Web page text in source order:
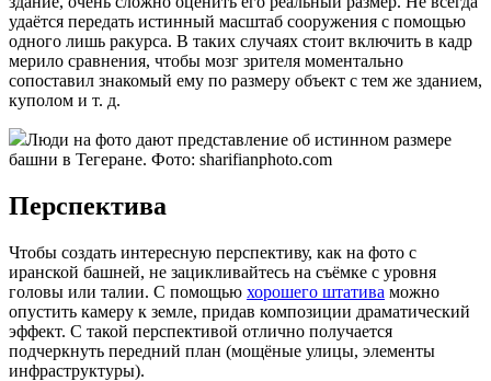
удаётся передать истинный масштаб сооружения с помощью
одного лишь ракурса. В таких случаях стоит включить в кадр
мерило сравнения, чтобы мозг зрителя моментально
сопоставил знакомый ему по размеру объект с тем же зданием,
куполом и т. д.
Люди на фото дают представление об истинном размере
башни в Тегеране. Фото: sharifianphoto.com
Перспектива
Чтобы создать интересную перспективу, как на фото с
иранской башней, не зацикливайтесь на съёмке с уровня
головы или талии. С помощью хорошего штатива можно
опустить камеру к земле, придав композиции драматический
эффект. С такой перспективой отлично получается
подчеркнуть передний план (мощёные улицы, элементы
инфраструктуры).